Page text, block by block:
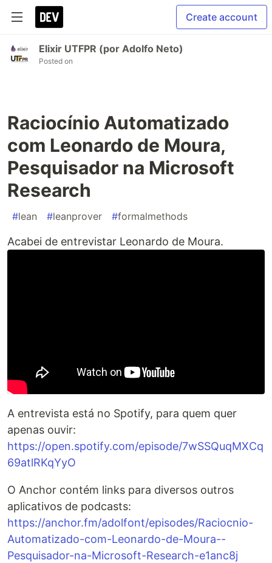
Create account
Elixir UTFPR (por Adolfo Neto)
Posted on
Raciocínio Automatizado
com Leonardo de Moura,
Pesquisador na Microsoft
Research
#lean #leanprover #formalmethods
Acabei de entrevistar Leonardo de Moura.
A entrevista está no Spotify, para quem quer
apenas ouvir:
https://open.spotify.com/episode/7wSSQuqMXCq
69atlRKqYyO
O Anchor contém links para diversos outros
aplicativos de podcasts:
https://anchor.fm/adolfont/episodes/Raciocnio-
Automatizado-com-Leonardo-de-Moura--
Pesquisador-na-Microsoft-Research-e1anc8j